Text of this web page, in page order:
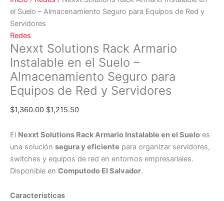
el Suelo – Almacenamiento Seguro para Equipos de Red y
Servidores
Redes
Nexxt Solutions Rack Armario
Instalable en el Suelo –
Almacenamiento Seguro para
Equipos de Red y Servidores
$1,360.00 $1,215.50
El Nexxt Solutions Rack Armario Instalable en el Suelo es
una solución segura y eficiente para organizar servidores,
switches y equipos de red en entornos empresariales.
Disponible en Computodo El Salvador.
Caracteristicas